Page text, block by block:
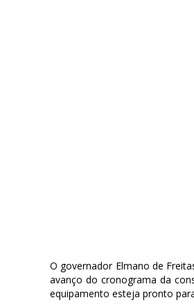
O governador Elmano de
avanço do cronograma da
equipamento esteja pronto